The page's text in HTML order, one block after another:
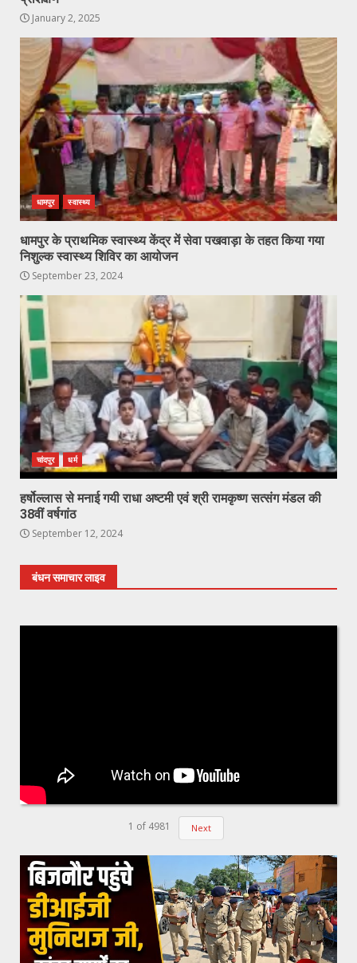
January 2, 2025
धामपुर स्वास्थ्य
धामपुर के प्राथमिक स्वास्थ्य केंद्र में सेवा पखवाड़ा के तहत किया गया
निशुल्क स्वास्थ्य शिविर का आयोजन
September 23, 2024
चांदपुर धर्म
हर्षोल्लास से मनाई गयी राधा अष्टमी एवं श्री रामकृष्ण सत्संग मंडल की
38वीं वर्षगांठ
September 12, 2024
बंधन समाचार लाइव
1 of 4981 Next